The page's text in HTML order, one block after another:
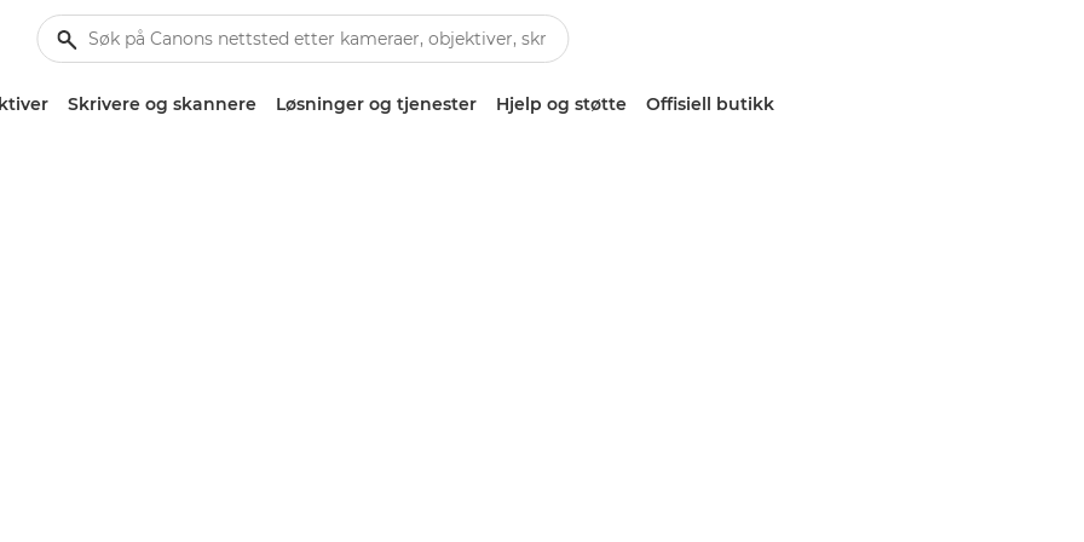
Skrivere og skannere Løsninger og tjenester Hjelp og støtte Offisiell butikk